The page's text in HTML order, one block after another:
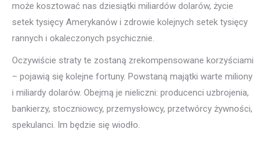
może kosztować nas dziesiątki miliardów dolarów, życie
setek tysięcy Amerykanów i zdrowie kolejnych setek tysięcy
rannych i okaleczonych psychicznie.
Oczywiście straty te zostaną zrekompensowane korzyściami
– pojawią się kolejne fortuny. Powstaną majątki warte miliony
i miliardy dolarów. Obejmą je nieliczni: producenci uzbrojenia,
bankierzy, stoczniowcy, przemysłowcy, przetwórcy żywności,
spekulanci. Im będzie się wiodło.